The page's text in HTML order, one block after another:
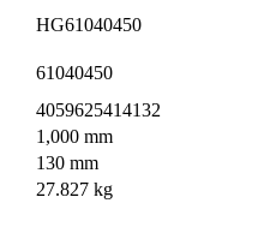
HG61040450
61040450
4059625414132
1,000 mm
130 mm
27.827 kg